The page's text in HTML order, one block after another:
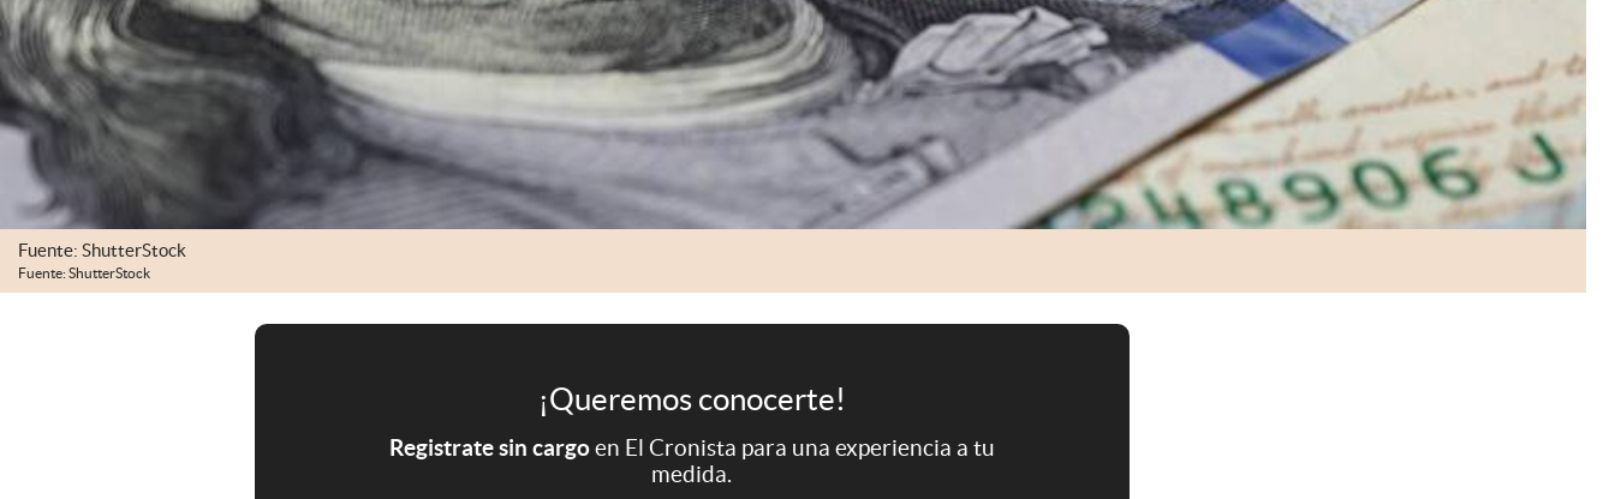
Fuente: ShutterStock
Fuente: ShutterStock
¡Queremos conocerte!
Registrate sin cargoen El Cronista para una experiencia a tu
medida.